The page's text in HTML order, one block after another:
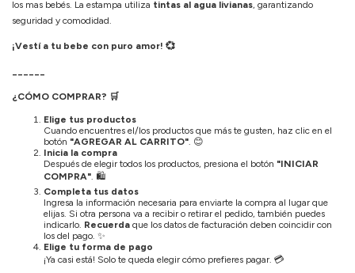
los mas bebés. La estampa utiliza tintas al agua livianas, garantizando
seguridad y comodidad.
¡Vestí a tu bebe con puro amor! 💞
______
¿CÓMO COMPRAR? 🛒
Elige tus productos
Cuando encuentres el/los productos que más te gusten, haz clic en el
botón "AGREGAR AL CARRITO". 😊
Inicia la compra
Después de elegir todos los productos, presiona el botón "INICIAR
COMPRA". 🛍️
Completa tus datos
Ingresa la información necesaria para enviarte la compra al lugar que
elijas. Si otra persona va a recibir o retirar el pedido, también puedes
indicarlo. Recuerda que los datos de facturación deben coincidir con
los del pago. ✨
Elige tu forma de pago
¡Ya casi está! Solo te queda elegir cómo prefieres pagar. 💳